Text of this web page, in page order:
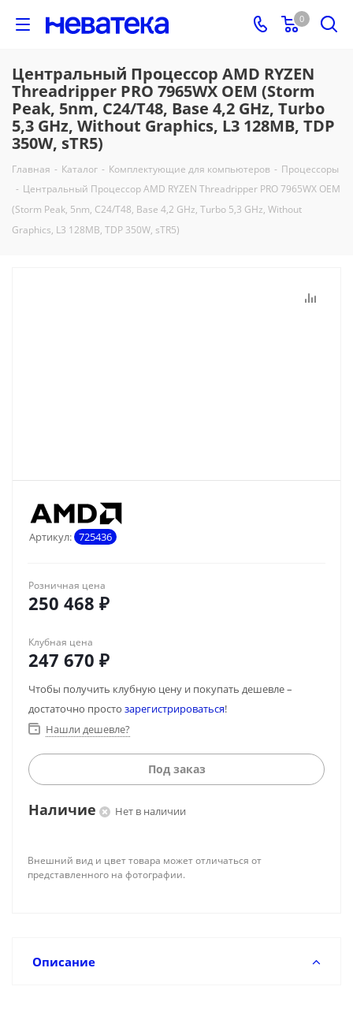
0
Центральный Процессор AMD RYZEN
Threadripper PRO 7965WX OEM (Storm
Peak, 5nm, C24/T48, Base 4,2 GHz, Turbo
5,3 GHz, Without Graphics, L3 128MB, TDP
350W, sTR5)
Главная - Каталог - Комплектующие для компьютеров - Процессоры
- Центральный Процессор AMD RYZEN Threadripper PRO 7965WX OEM
(Storm Peak, 5nm, C24/T48, Base 4,2 GHz, Turbo 5,3 GHz, Without
Graphics, L3 128MB, TDP 350W, sTR5)
Артикул: 725436
Розничная цена
250 468 ₽
Клубная цена
247 670 ₽
Чтобы получить клубную цену и покупать дешевле –
достаточно просто зарегистрироваться!
Нашли дешевле?
Под заказ
Наличие Нет в наличии
Внешний вид и цвет товара может отличаться от
представленного на фотографии.
Описание